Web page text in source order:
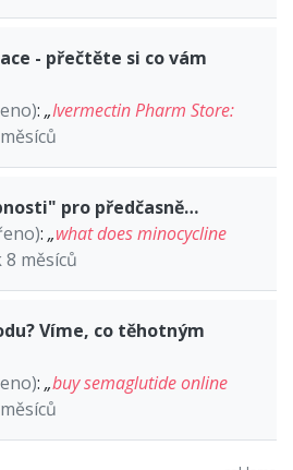
- přečtěte si co vám
: „Ivermectin Pharm Store:
pro předčasně…
: „what does minocycline
měsíců
Víme, co těhotným
: „buy semaglutide online